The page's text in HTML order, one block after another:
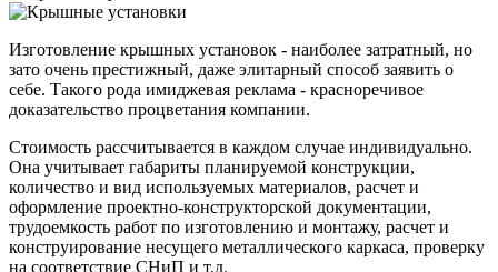
Изготовление крышных установок - наиболее затратный, но
зато очень престижный, даже элитарный способ заявить о
себе. Такого рода имиджевая реклама - красноречивое
доказательство процветания компании.
Стоимость рассчитывается в каждом случае индивидуально.
Она учитывает габариты планируемой конструкции,
количество и вид используемых материалов, расчет и
оформление проектно-конструкторской документации,
трудоемкость работ по изготовлению и монтажу, расчет и
конструирование несущего металлического каркаса, проверку
на соответствие СНиП и т.д.